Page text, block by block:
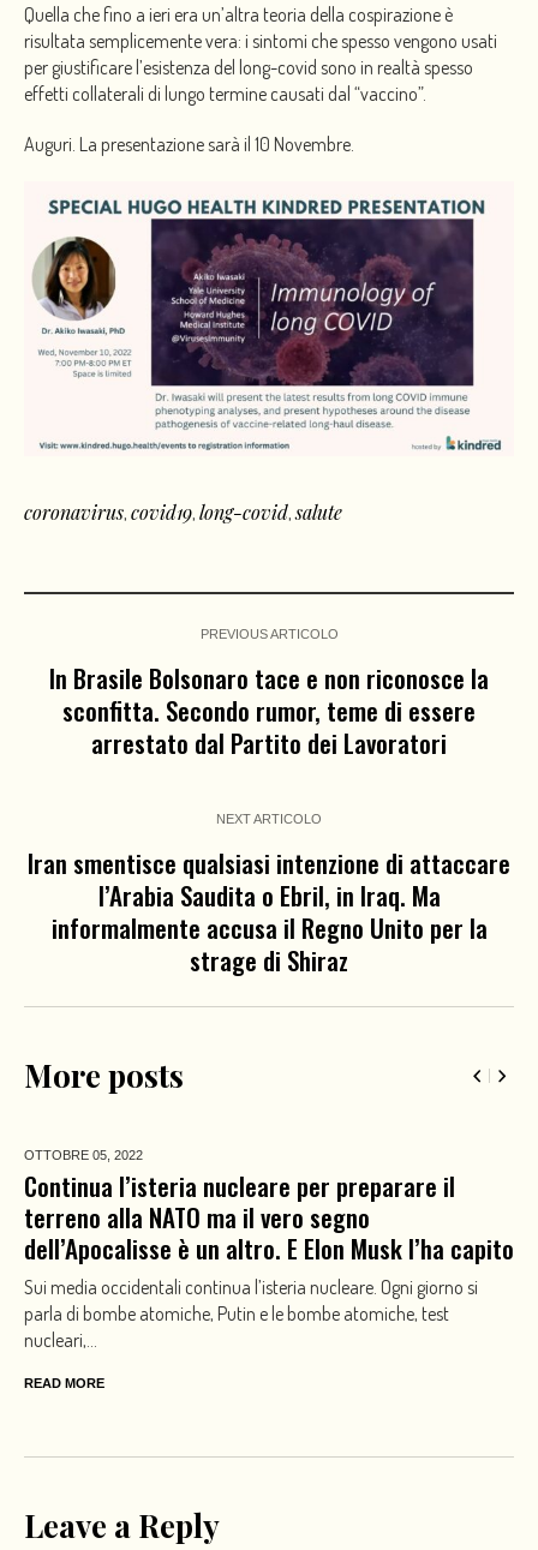
Quella che fino a ieri era un’altra teoria della cospirazione è
risultata semplicementevera: i sintomi che spesso vengono usati
per giustificare l’esistenza del long-covid sono in realtà spesso
effetti collaterali di lungo termine causati dal “vaccino”.
Auguri. La presentazione sarà il 10 Novembre.
coronavirus, covid19, long-covid,salute
PREVIOUS ARTICOLO
In Brasile Bolsonaro tace e non riconosce la
sconfitta. Secondo rumor, teme di essere
arrestato dal Partito dei Lavoratori
NEXT ARTICOLO
Iran smentisce qualsiasi intenzione di attaccare
l’Arabia Saudita o Ebril, in Iraq. Ma
informalmente accusa il Regno Unito per la
strage di Shiraz
More posts
OTTOBRE 05, 2022
Continua l’isteria nucleare per preparare il
terreno alla NATO ma il vero segno
dell’Apocalisse è un altro. E Elon Musk l’ha capito
Sui media occidentali continua l’isteria nucleare. Ogni giorno si
parla di bombe atomiche, Putin e le bombe atomiche, test
nucleari,...
READ MORE
Leave a Reply